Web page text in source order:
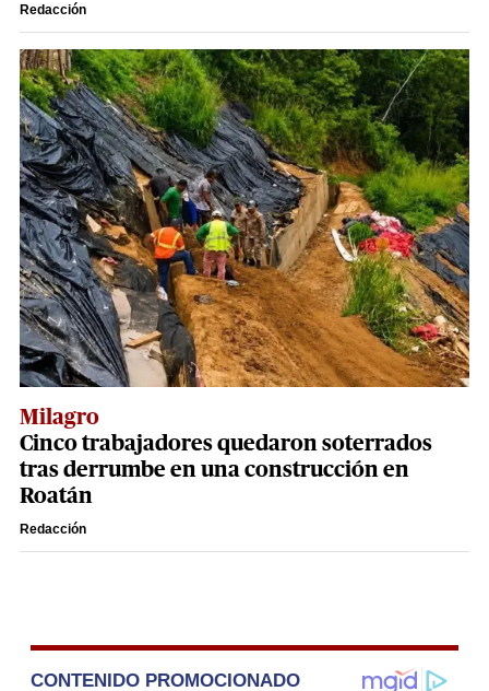
Redacción
Milagro
Cinco trabajadores quedaron soterrados
tras derrumbe en una construcción en
Roatán
Redacción
CONTENIDO PROMOCIONADO